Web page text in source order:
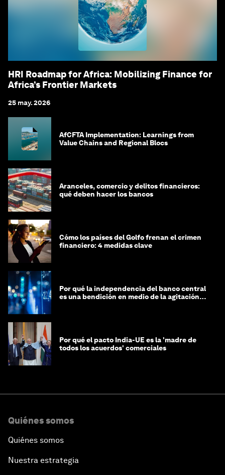
HRI Roadmap for Africa: Mobilizing Finance for
Africa’s Frontier Markets
25 may. 2026
AfCFTA Implementation: Learnings from
Value Chains and Regional Blocs
Aranceles, comercio y delitos financieros:
qué deben hacer los bancos
Cómo los países del Golfo frenan el crimen
financiero: 4 medidas clave
Por qué la independencia del banco central
es una bendición en medio de la agitación
Por qué el pacto India-UE es la 'madre de
todos los acuerdos' comerciales
Quiénes somos
Quiénes somos
Nuestra estrategia